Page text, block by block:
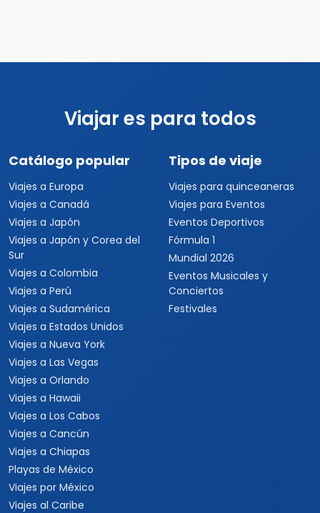
Viajar es para todos
Catálogo popular
Viajes a Europa
Viajes a Canadá
Viajes a Japón
Viajes a Japón y Corea del
Sur
Viajes a Colombia
Viajes a Perú
Viajes a Sudamérica
Viajes a Estados Unidos
Viajes a Nueva York
Viajes a Las Vegas
Viajes a Orlando
Viajes a Hawaii
Viajes a Los Cabos
Viajes a Cancún
Viajes a Chiapas
Playas de México
Viajes por México
Viajes al Caribe
Tipos de viaje
Viajes para quinceaneras
Viajes para Eventos
Eventos Deportivos
Fórmula 1
Mundial 2026
Eventos Musicales y
Conciertos
Festivales